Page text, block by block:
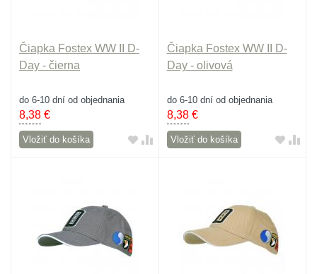
Čiapka Fostex WW II D-
Day - čierna
do 6-10 dní od objednania
8,38 €
Vložiť do košíka
Čiapka Fostex WW II D-
Day - olivová
do 6-10 dní od objednania
8,38€
Vložiť do košíka